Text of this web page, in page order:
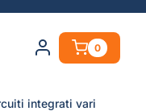
0
integrati vari